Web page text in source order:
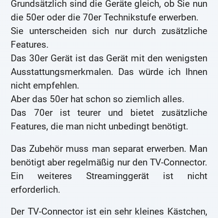
Grundsätzlich sind die Geräte gleich, ob Sie nun
die 50er oder die 70er Technikstufe erwerben.
Sie unterscheiden sich nur durch zusätzliche
Features.
Das 30er Gerät ist das Gerät mit den wenigsten
Ausstattungsmerkmalen. Das würde ich Ihnen
nicht empfehlen.
Aber das 50er hat schon so ziemlich alles.
Das 70er ist teurer und bietet zusätzliche
Features, die man nicht unbedingt benötigt.
Das Zubehör muss man separat erwerben. Man
benötigt aber regelmäßig nur den TV-Connector.
Ein weiteres Streaminggerät ist nicht
erforderlich.
Der TV-Connector ist ein sehr kleines Kästchen,